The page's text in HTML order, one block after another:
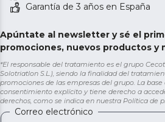
Garantía de 3 años en España
Apúntate al newsletter y sé el
promociones, nuevos productos y
*El responsable del tratamiento es el grupo
Solotriatlon S.L.), siendo la finalidad del
promociones de las empresas del grupo. La
consentimiento explícito y tiene derecho a
derechos, como se indica en nuestra Política de
Correo electrónico